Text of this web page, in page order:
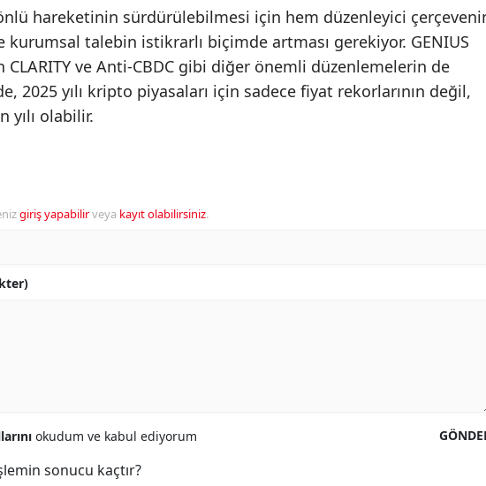
hareketinin sürdürülebilmesi için hem düzenleyici
kurumsal talebin istikrarlı biçimde artması gerekiyor. GENIUS
CLARITY ve Anti-CBDC gibi diğer önemli düzenlemelerin de
2025 yılı kripto piyasaları için sadece fiyat rekorlarının değil,
yılı olabilir.
giriş yapabilirveya kayıt olabilirsiniz.
okudum ve kabul ediyorum
sonucu kaçtır?